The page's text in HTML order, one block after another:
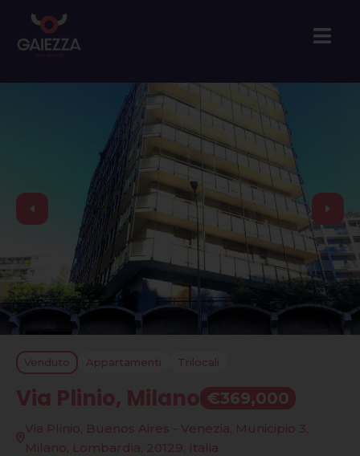
Venduto Appartamenti Trilocali
Via Plinio, Milano €369,000
Via Plinio, Buenos Aires - Venezia, Municipio 3,
Milano, Lombardia, 20129, Italia